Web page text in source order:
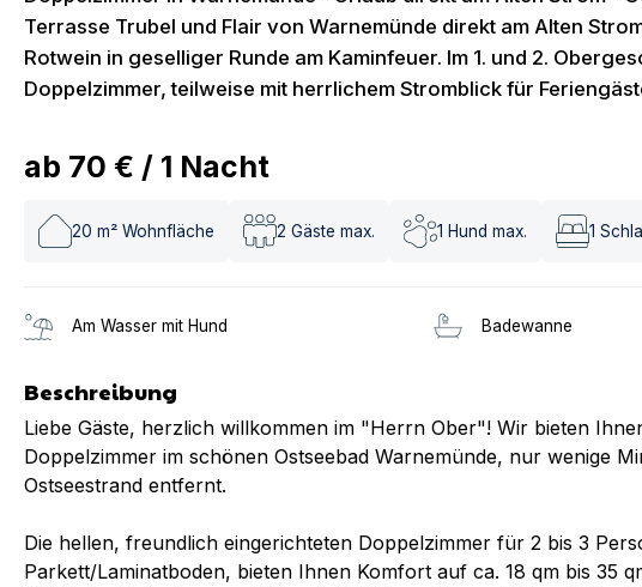
Terrasse Trubel und Flair von Warnemünde direkt am Alten
Rotwein in geselliger Runde am Kaminfeuer. Im 1. und 2.
Doppelzimmer, teilweise mit herrlichem Stromblick für
ab 70 € / 1 Nacht
20 m² Wohnfläche 2 Gäste max. 1 Hund max. 1
Am Wasser mit Hund Badewanne
Beschreibung
Liebe Gäste, herzlich willkommen im "Herrn Ober"! Wir bieten
Doppelzimmer im schönen Ostseebad Warnemünde, nur wenige
Ostseestrand entfernt.
Die hellen, freundlich eingerichteten Doppelzimmer für 2 bis 3
Parkett/Laminatboden, bieten Ihnen Komfort auf ca. 18 qm bis 35